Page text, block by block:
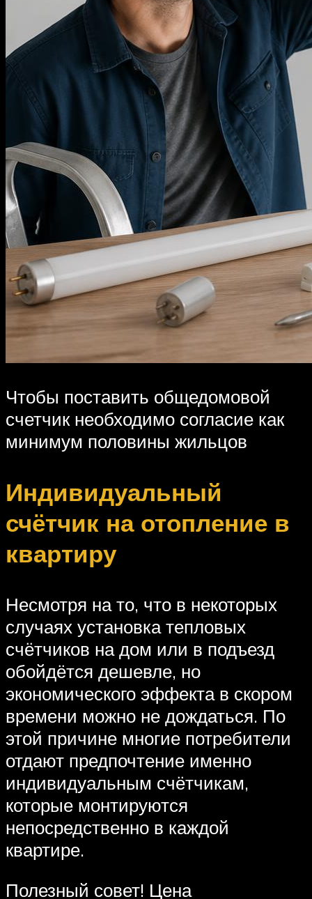
Чтобы поставить общедомовой
счетчик необходимо согласие как
минимум половины жильцов
Индивидуальный
счётчик на отопление в
квартиру
Несмотря на то, что в некоторых
случаях установка тепловых
счётчиков на дом или в подъезд
обойдётся дешевле, но
экономического эффекта в скором
времени можно не дождаться. По
этой причине многие потребители
отдают предпочтение именно
индивидуальным счётчикам,
которые монтируются
непосредственно в каждой
квартире.
Полезный совет! Цена